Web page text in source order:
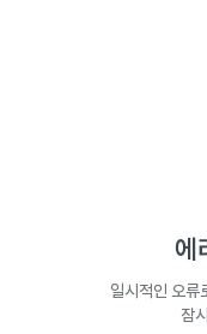
에
일시적인 오류
잠